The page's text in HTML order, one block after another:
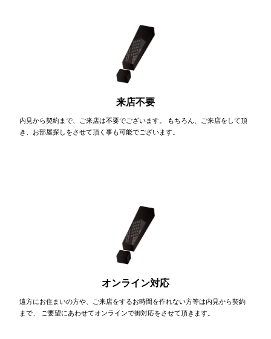
来店不要
内見から契約まで、ご来店は不要でございます。 もちろん、ご来店をして頂
き、お部屋探しをさせて頂く事も可能でございます。
オンライン対応
遠方にお住まいの方や、ご来店をするお時間を作れない方等は内見から契約
まで、 ご要望にあわせてオンラインで御対応をさせて頂きます。